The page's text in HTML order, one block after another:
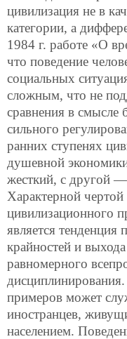
цивилизация не в
категории, а
1984 г. работе «О
что поведение
социальных
сложным, что не
сравнения в смысле
сильного
ранних ступенях
душевной
жесткий, с другой —
Характерной
цивилизационного
является тенденция
крайностей и
равномерного
примеров может
иностранцев,
населением.